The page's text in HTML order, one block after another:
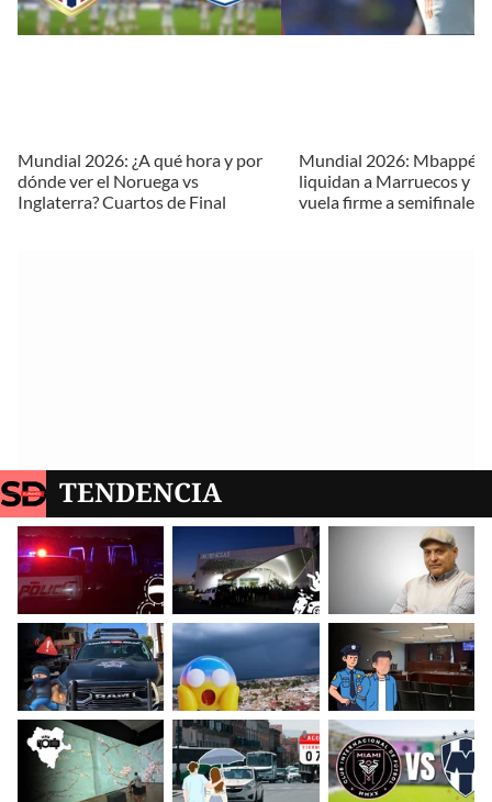
Mundial 2026: ¿A qué hora y por
dónde ver el Noruega vs
Inglaterra? Cuartos de Final
Mundial 2026: Mbappé y
liquidan a Marruecos y
vuela firme a semifinales
TENDENCIA